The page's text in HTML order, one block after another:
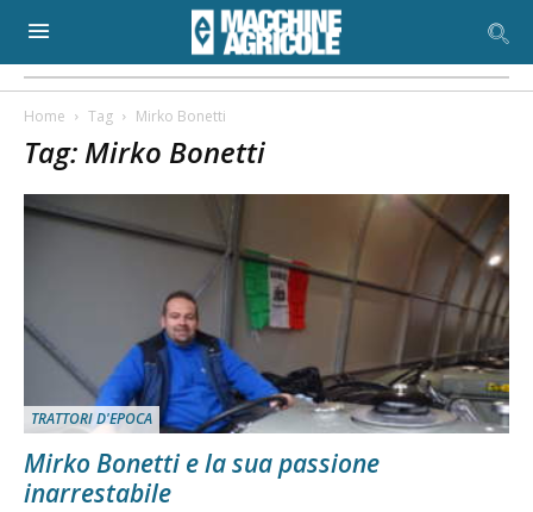
Home Tag Mirko Bonetti
Tag: Mirko Bonetti
TRATTORI D'EPOCA
Mirko Bonetti e la sua passione
inarrestabile